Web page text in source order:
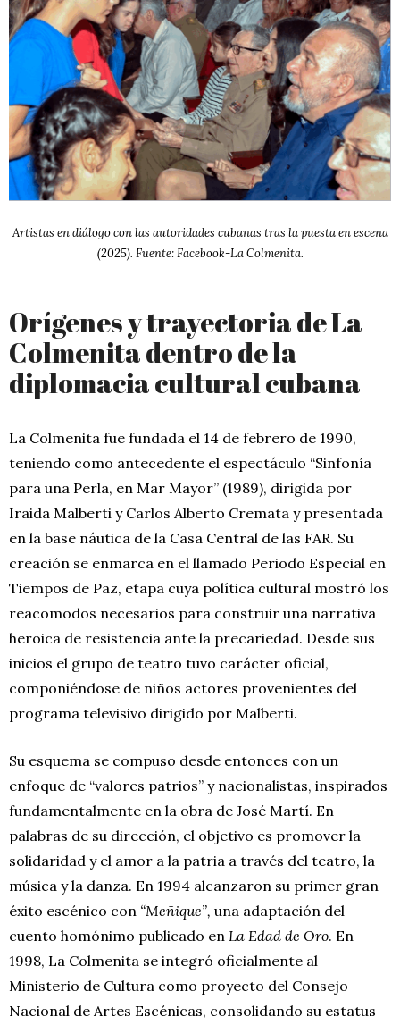
Artistas en diálogo con las autoridades cubanas tras la puesta en escena
(2025). Fuente: Facebook-La Colmenita.
Orígenes y trayectoria de La
Colmenita dentro de la
diplomacia cultural cubana
La Colmenita fue fundada el 14 de febrero de 1990,
teniendo como antecedente el espectáculo “Sinfonía
para una Perla, en Mar Mayor” (1989), dirigida por
Iraida Malberti y Carlos Alberto Cremata y presentada
en la base náutica de la Casa Central de las FAR. Su
creación se enmarca en el llamado Periodo Especial en
Tiempos de Paz, etapa cuya política cultural mostró los
reacomodos necesarios para construir una narrativa
heroica de resistencia ante la precariedad. Desde sus
inicios el grupo de teatro tuvo carácter oficial,
componiéndose de niños actores provenientes del
programa televisivo dirigido por Malberti.
Su esquema se compuso desde entonces con un
enfoque de “valores patrios” y nacionalistas, inspirados
fundamentalmente en la obra de José Martí. En
palabras de su dirección, el objetivo es promover la
solidaridad y el amor a la patria a través del teatro, la
música y la danza. En 1994 alcanzaron su primer gran
éxito escénico con “Meñique”, una adaptación del
cuento homónimo publicado en La Edad de Oro. En
1998, La Colmenita se integró oficialmente al
Ministerio de Cultura como proyecto del Consejo
Nacional de Artes Escénicas, consolidando su estatus